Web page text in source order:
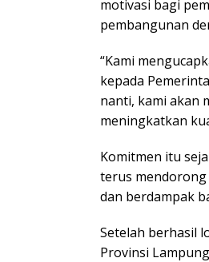
motivasi bagi
pembangunan
“Kami
kepada
nanti, kami akan
meningkatkan
Komitmen itu
terus
dan berdampak
Setelah berhasil
Provinsi